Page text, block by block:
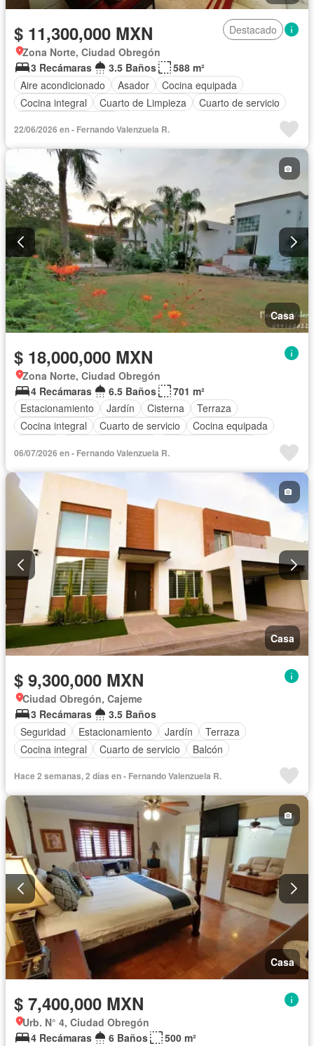
$ 11,300,000 MXN
Destacado
Zona Norte, Ciudad Obregón
3 Recámaras
3.5 Baños
588 m²
Aire acondicionado
Asador
Cocina equipada
Cocina integral
Cuarto de Limpieza
Cuarto de servicio
22/06/2026 en - Fernando Valenzuela R.
Casa
$ 18,000,000 MXN
Zona Norte, Ciudad Obregón
4 Recámaras
6.5 Baños
701 m²
Estacionamiento
Jardín Cisterna
Terraza
Cocina integral
Cuarto de servicio
Cocina equipada
Asador
Recámara con closet
06/07/2026 en - Fernando Valenzuela R.
Casa
$ 9,300,000 MXN
Ciudad Obregón, Cajeme
3 Recámaras
3.5 Baños
Seguridad
Estacionamiento Jardín
Terraza
Cocina integral
Cuarto de servicio
Balcón
Aire acondicionado
Cuarto de Limpieza
Zonas verdes
Recámara con closet
Caseta de vigilancia
Hace 2 semanas, 2 días en - Fernando Valenzuela R.
Casa
$ 7,400,000 MXN
Urb. N° 4, Ciudad Obregón
4 Recámaras
6 Baños 500 m²